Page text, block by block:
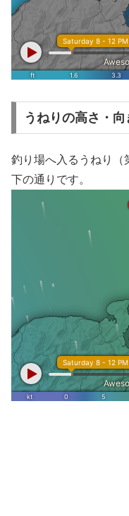
うねりの高さ・向
釣り場へ入るうねり（
下の通りです。